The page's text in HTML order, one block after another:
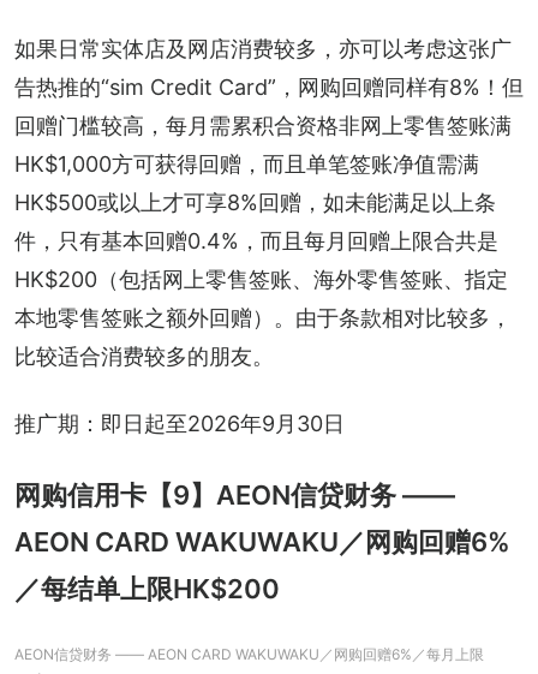
如果日常实体店及网店消费较多，亦可以考虑这张广
告热推的“sim Credit Card”，网购回赠同样有8%！但
回赠门槛较高，每月需累积合资格非网上零售签账满
HK$1,000方可获得回赠，而且单笔签账净值需满
HK$500或以上才可享8%回赠，如未能满足以上条
件，只有基本回赠0.4%，而且每月回赠上限合共是
HK$200（包括网上零售签账、海外零售签账、指定
本地零售签账之额外回赠）。由于条款相对比较多，
比较适合消费较多的朋友。
推广期：即日起至2026年9月30日
网购信用卡【9】AEON信贷财务 ——
AEON CARD WAKUWAKU／网购回赠6%
／每结单上限HK$200
AEON信贷财务 —— AEON CARD WAKUWAKU／网购回赠6%／每月上限